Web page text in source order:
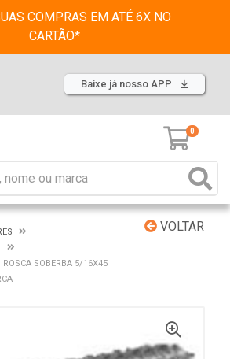
COMPRAS EM ATÉ 6X NO
CARTÃO*
Baixe já nosso APP
0
VOLTAR
ROSCA SOBERBA 5/16X45